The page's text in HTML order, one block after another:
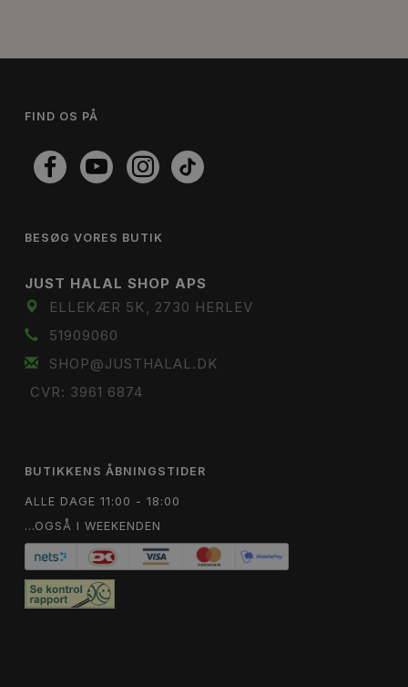
FIND OS PÅ
BESØG VORES BUTIK
JUST HALAL SHOP APS
ELLEKÆR 5K, 2730 HERLEV
51909060
SHOP@JUSTHALAL.DK
CVR: 3961 6874
BUTIKKENS ÅBNINGSTIDER
ALLE DAGE 11:00 - 18:00
...OGSÅ I WEEKENDEN